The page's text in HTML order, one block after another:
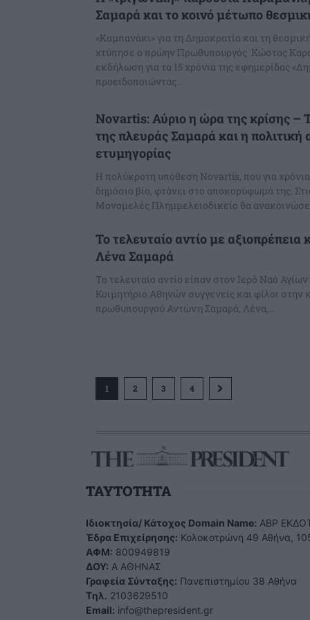
Σαμαρά και το κοινό μέτωπο
«Καμπανάκι» για τη Δημοκρατία και τη
χτύπησε ο πρώην Πρωθυπουργός Κώστας
εκδήλωση για τα 15 χρόνια της εφημερίδας
προειδοποιώντας...
Novartis: Αύριο η ώρα της κρίσης –
της πλευράς Σαμαρά και η πολιτική
ετυμηγορίας
Η πολύκροτη υπόθεση Novartis, που για
δημόσιο βίο, φτάνει στο αποκορύφωμά της.
Μονομελές Πλημμελειοδικείο θα ανακοινώσει
Το τελευταίο αντίο με αξιοπρέπεια
Λένα Σαμαρά
Το τελευταίο αντίο είπαν στον Ιερό Ναό
Κοιμητήριο Αθηνών συγγενείς και φίλοι στην
πρωθυπουργού Αντώνη Σαμαρά, Λένα,...
1 2 3 4
TAYTOTHTA
Ιδιοκτησία/ Κάτοχος Domain Name: ΑBP
Έδρα Επιχείρησης: Κολοκοτρώνη 49 Αθήνα,
ΑΦΜ: 800949819
ΔΟΥ: Α ΑΘΗΝΑΣ
Γραφεία Σύνταξης: Πανεπιστημίου 38 Αθήνα
Tηλ. 2103629510
Email: info@thepresident.gr